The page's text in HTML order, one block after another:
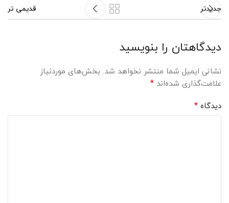
جدیدتر قدیمی تر
دیدگاهتان را بنویسید
نشانی ایمیل شما منتشر نخواهد شد. بخش‌های موردنیاز
علامت‌گذاری شده‌اند *
دیدگاه *